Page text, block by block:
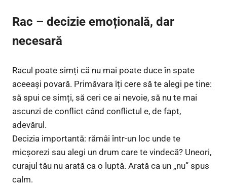
Rac – decizie emoțională, dar
necesară
Racul poate simți că nu mai poate duce în spate
aceeași povară. Primăvara îți cere să te alegi pe tine:
să spui ce simți, să ceri ce ai nevoie, să nu te mai
ascunzi de conflict când conflictul e, de fapt,
adevărul.
Decizia importantă: rămâi într-un loc unde te
micșorezi sau alegi un drum care te vindecă? Uneori,
curajul tău nu arată ca o luptă. Arată ca un „nu” spus
calm.